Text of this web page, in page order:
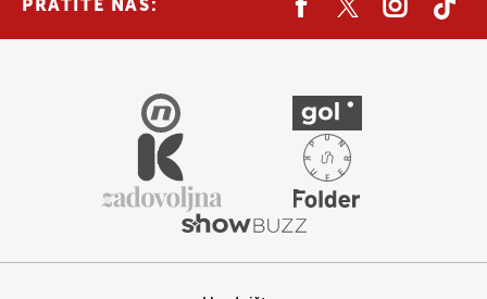
PRATITE NAS: